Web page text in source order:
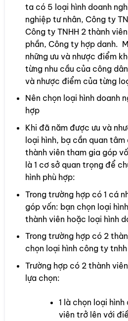
ta có 5 loại hình doanh
nghiệp tư nhân, Công ty
Công ty TNHH 2 thành
phần, Công ty hợp danh.
những ưu và nhược điểm
từng nhu cầu của công
và nhược điểm của từng
Nên chọn loại hình doanh
hợp
Khi đã năm được ưu và
loại hình, bạ cần quan
thành viên tham gia góp
là 1 cơ sở quan trọng để
hình phù hợp:
Trong trường hợp có 1 cá
góp vốn: bạn chọn loại
thành viên hoặc loại hình
Trong trường hợp có 2
chọn loại hình công ty
Trường hợp có 2 thành
lựa chọn:
1 là chọn loại
viên trở lên với